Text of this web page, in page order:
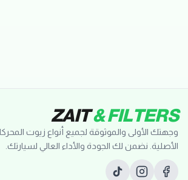
ZAIT& FILTERS
وجهتك الأولى والموثوقة لجميع أنواع زيوت
الأصلية. نضمن لك الجودة والأداء العالي لسيارتك.